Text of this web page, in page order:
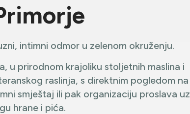
intimni odmor u zelenom okruženju.
u prirodnom krajoliku stoljetnih maslina i
raslinja, s direktnim pogledom na
smještaj ili pak organizaciju proslava uz
hrane i pića.